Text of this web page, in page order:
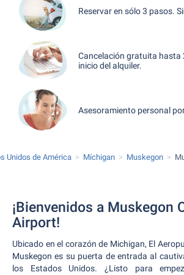
Reservar en sólo 3 pasos.
Cancelación gratuita hasta
inicio del alquiler.
Asesoramiento personal
Unidos de América Míchigan Muskegon
¡Bienvenidos a Muskegon
Airport!
Ubicado en el corazón de Michigan, El
Muskegon es su puerta de entrada al
los Estados Unidos. ¿Listo para